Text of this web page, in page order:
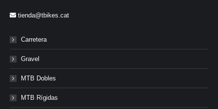
tienda@tbikes.cat
Carretera
Gravel
MTB Dobles
MTB Rígidas